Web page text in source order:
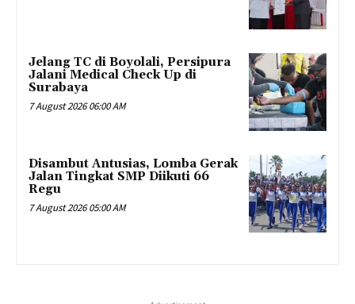
Jelang TC di Boyolali, Persipura
Jalani Medical Check Up di
Surabaya
7 August 2026 06:00 AM
Disambut Antusias, Lomba Gerak
Jalan Tingkat SMP Diikuti 66
Regu
7 August 2026 05:00 AM